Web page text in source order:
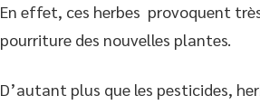
En effet, ces herbes provoquent
pourriture des nouvelles plantes.
D’autant plus que les pesticides,